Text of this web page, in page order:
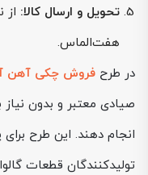
تحویل و ارسال کالا: از
هفت‌الماس.
در طرح فروش چکی آهن
صیادی معتبر و بدون
انجام دهند. این طرح برای
تولیدکنندگان قطعات